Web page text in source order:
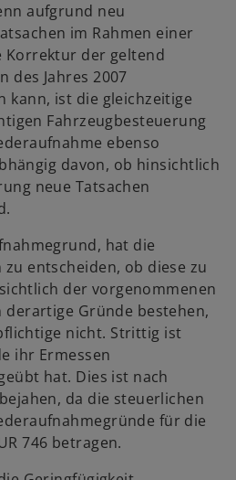
aufgrund neu
im Rahmen einer
Korrektur der geltend
des Jahres 2007
kann, ist die gleichzeitige
Fahrzeugbesteuerung
ebenso
davon, ob hinsichtlich
neue Tatsachen
hat die
entscheiden, ob diese zu
der vorgenommenen
Gründe bestehen,
nicht. Strittig ist
ihr Ermessen
hat. Dies ist nach
da die steuerlichen
für die
746 betragen.